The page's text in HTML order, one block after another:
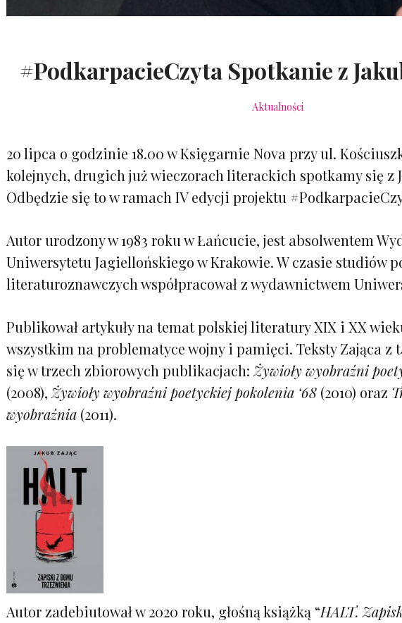
#PodkarpacieCzyta Spotkanie z
Aktualności
20 lipca o godzinie 18.00 w Księgarnie Nova przy ul.
kolejnych, drugich już wieczorach literackich spotkamy się z
Odbędzie się to w ramach IV edycji projektu
Autor urodzony w 1983 roku w Łańcucie, jest absolwentem
Uniwersytetu Jagiellońskiego w Krakowie. W czasie studiów
literaturoznawczych współpracował z wydawnictwem
Publikował artykuły na temat polskiej literatury XIX i XX
wszystkim na problematyce wojny i pamięci. Teksty Zająca z
się w trzech zbiorowych publikacjach: Żywioły wyobraźni
(2008), Żywioły wyobraźni poetyckiej pokolenia ‘68 (2010) oraz
wyobraźnia (2011).
Autor zadebiutował w 2020 roku, głośną książką “HALT.